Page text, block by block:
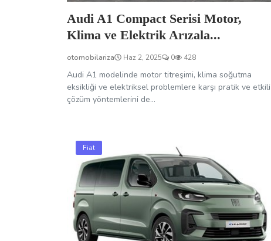
Audi A1 Compact Serisi Motor,
Klima ve Elektrik Arızala...
otomobilariza Haz 2, 2025 0 428
Audi A1 modelinde motor titreşimi, klima soğutma
eksikliği ve elektriksel problemlere karşı pratik ve etkili
çözüm yöntemlerini de...
Fiat